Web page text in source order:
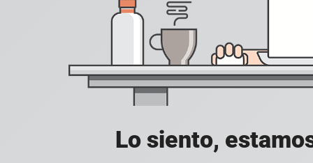
Lo siento,